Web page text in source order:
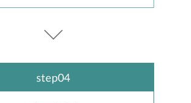
step04